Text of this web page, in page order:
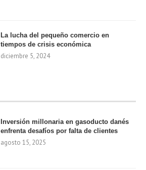
La lucha del pequeño comercio en
tiempos de crisis económica
diciembre 5, 2024
Inversión millonaria en gasoducto danés
enfrenta desafíos por falta de clientes
agosto 15, 2025